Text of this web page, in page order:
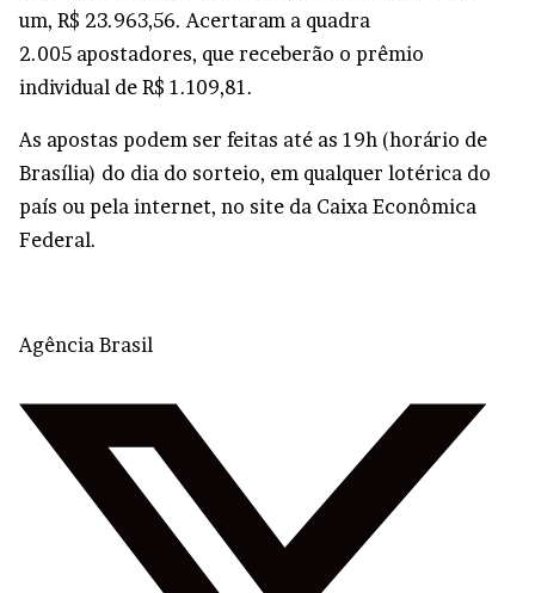
um, R$ 23.963,56. Acertaram a quadra
2.005 apostadores, que receberão o prêmio
individual de R$ 1.109,81.
As apostas podem ser feitas até as 19h (horário de
Brasília) do dia do sorteio, em qualquer lotérica do
país ou pela internet, no site da Caixa Econômica
Federal.
Agência Brasil